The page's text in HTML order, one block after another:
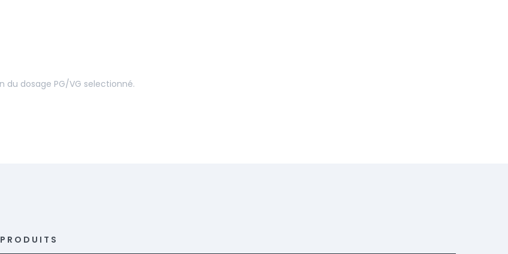
du dosage PG/VG selectionné.